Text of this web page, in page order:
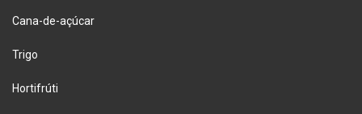
Cana-de-açúcar
Trigo
Hortifrúti